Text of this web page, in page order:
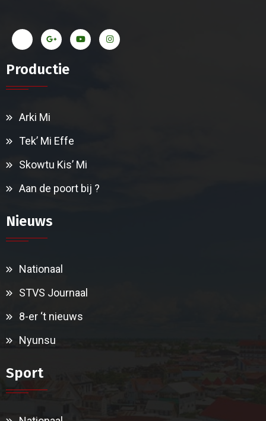
Productie
Arki Mi
Tek’ Mi Effe
Skowtu Kis’ Mi
Aan de poort bij ?
Nieuws
Nationaal
STVS Journaal
8-er ‘t nieuws
Nyunsu
Sport